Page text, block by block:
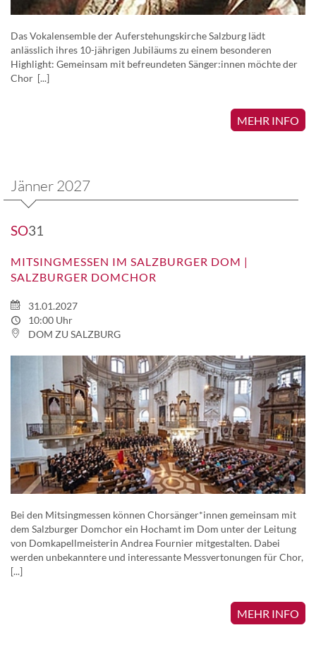
Das Vokalensemble der Auferstehungskirche Salzburg lädt
anlässlich ihres 10-jährigen Jubiläums zu einem besonderen
Highlight: Gemeinsam mit befreundeten Sänger:innen möchte der
Chor [...]
MEHR INFO
Jänner 2027
SO31
MITSINGMESSEN IM SALZBURGER DOM |
SALZBURGER DOMCHOR
31.01.2027
10:00 Uhr
DOM ZU SALZBURG
Bei den Mitsingmessen können Chorsänger*innen gemeinsam mit
dem Salzburger Domchor ein Hochamt im Dom unter der Leitung
von Domkapellmeisterin Andrea Fournier mitgestalten. Dabei
werden unbekanntere und interessante Messvertonungen für Chor,
[...]
MEHR INFO